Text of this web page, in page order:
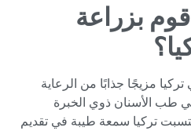
بزراعة
مزيجًا جذابًا من الرعاية
طب الأسنان ذوي الخبرة
تركيا سمعة طيبة في تقديم